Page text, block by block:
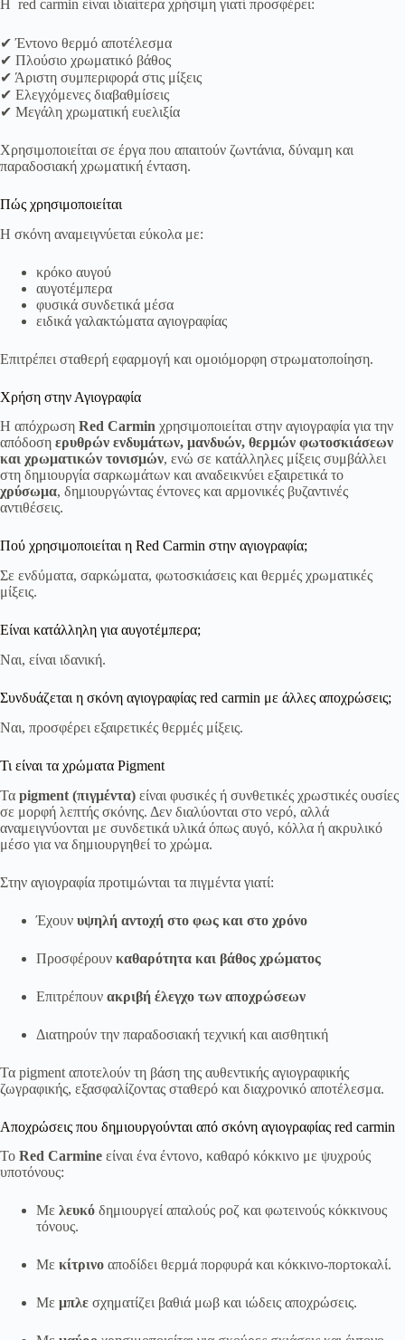
Η red carmin είναι ιδιαίτερα χρήσιμη γιατί προσφέρει:
✔ Έντονο θερμό αποτέλεσμα
✔ Πλούσιο χρωματικό βάθος
✔ Άριστη συμπεριφορά στις μίξεις
✔ Ελεγχόμενες διαβαθμίσεις
✔ Μεγάλη χρωματική ευελιξία
Χρησιμοποιείται σε έργα που απαιτούν ζωντάνια, δύναμη και
παραδοσιακή χρωματική ένταση.
Πώς χρησιμοποιείται
Η σκόνη αναμειγνύεται εύκολα με:
κρόκο αυγού
αυγοτέμπερα
φυσικά συνδετικά μέσα
ειδικά γαλακτώματα αγιογραφίας
Επιτρέπει σταθερή εφαρμογή και ομοιόμορφη στρωματοποίηση.
Χρήση στην Αγιογραφία
Η απόχρωση Red Carmin χρησιμοποιείται στην αγιογραφία για την
απόδοση ερυθρών ενδυμάτων, μανδυών, θερμών φωτοσκιάσεων
και χρωματικών τονισμών, ενώ σε κατάλληλες μίξεις συμβάλλει
στη δημιουργία σαρκωμάτων και αναδεικνύει εξαιρετικά το
χρύσωμα, δημιουργώντας έντονες και αρμονικές βυζαντινές
αντιθέσεις.
Πού χρησιμοποιείται η Red Carmin στην αγιογραφία;
Σε ενδύματα, σαρκώματα, φωτοσκιάσεις και θερμές χρωματικές
μίξεις.
Είναι κατάλληλη για αυγοτέμπερα;
Ναι, είναι ιδανική.
Συνδυάζεται η σκόνη αγιογραφίας red carmin με άλλες αποχρώσεις;
Ναι, προσφέρει εξαιρετικές θερμές μίξεις.
Τι είναι τα χρώματα Pigment
Τα pigment (πιγμέντα) είναι φυσικές ή συνθετικές χρωστικές ουσίες
σε μορφή λεπτής σκόνης. Δεν διαλύονται στο νερό, αλλά
αναμειγνύονται με συνδετικά υλικά όπως αυγό, κόλλα ή ακρυλικό
μέσο για να δημιουργηθεί το χρώμα.
Στην αγιογραφία προτιμώνται τα πιγμέντα γιατί:
Έχουν υψηλή αντοχή στο φως και στο χρόνο
Προσφέρουν καθαρότητα και βάθος χρώματος
Επιτρέπουν ακριβή έλεγχο των αποχρώσεων
Διατηρούν την παραδοσιακή τεχνική και αισθητική
Τα pigment αποτελούν τη βάση της αυθεντικής αγιογραφικής
ζωγραφικής, εξασφαλίζοντας σταθερό και διαχρονικό αποτέλεσμα.
Αποχρώσεις που δημιουργούνται από σκόνη αγιογραφίας red carmin
Το Red Carmine είναι ένα έντονο, καθαρό κόκκινο με ψυχρούς
υποτόνους:
Με λευκό δημιουργεί απαλούς ροζ και φωτεινούς κόκκινους
τόνους.
Με κίτρινο αποδίδει θερμά πορφυρά και κόκκινο-πορτοκαλί.
Με μπλε σχηματίζει βαθιά μωβ και ιώδεις αποχρώσεις.